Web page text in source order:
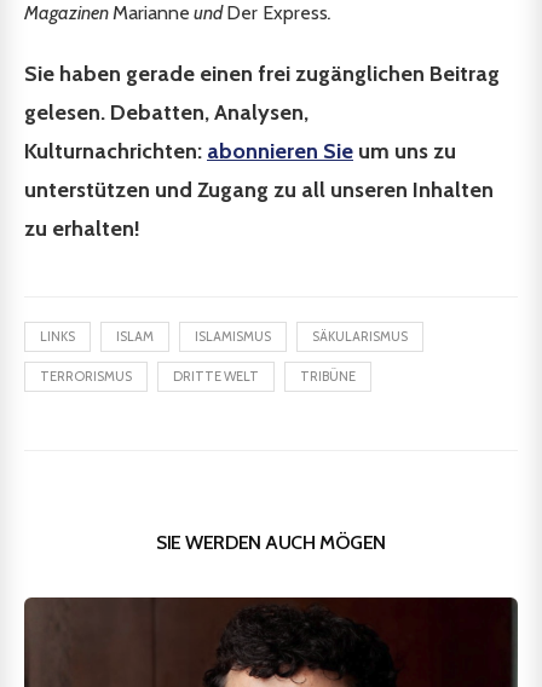
MagazinenMarianne undDer Express.
Sie haben gerade einen frei zugänglichen Beitrag
gelesen. Debatten, Analysen,
Kulturnachrichten: abonnieren Sie um uns zu
unterstützen und Zugang zu all unseren Inhalten
zu erhalten!
LINKS ISLAM ISLAMISMUS SÄKULARISMUS
TERRORISMUS DRITTE WELT TRIBÜNE
SIE WERDEN AUCH MÖGEN